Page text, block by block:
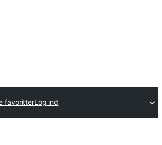
favoritterLog ind